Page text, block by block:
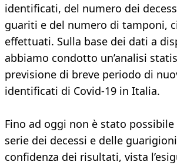
identificati, del numero dei
guariti e del numero di tamponi,
effettuati. Sulla base dei dati a
abbiamo condotto un’analisi
previsione di breve periodo di
identificati di Covid-19 in Italia.
Fino ad oggi non è stato possibile
serie dei decessi e delle
confidenza dei risultati, vista